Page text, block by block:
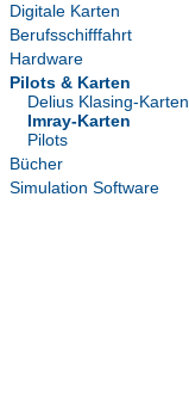
Digitale Karten
Berufsschifffahrt
Hardware
Pilots & Karten
Delius Klasing-Karten
Imray-Karten
Pilots
Bücher
Simulation Software